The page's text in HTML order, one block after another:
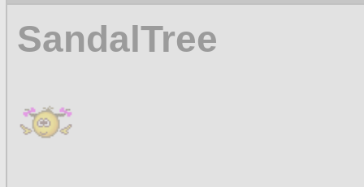
SandalTree